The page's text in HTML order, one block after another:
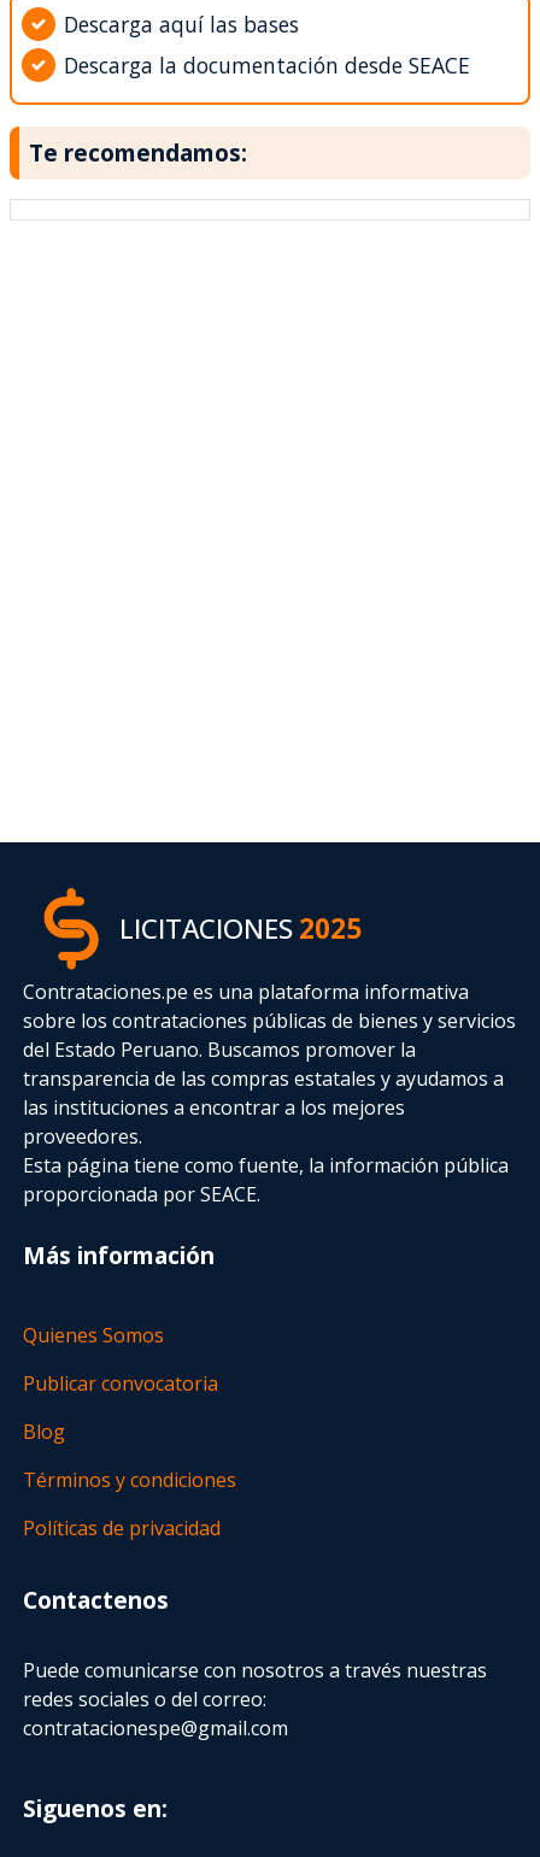
Descarga aquí las bases
Descarga la documentación desde SEACE
Te recomendamos:
LICITACIONES2025
Contrataciones.pe es una plataforma informativa
sobre los contrataciones públicas de bienes y servicios
del Estado Peruano. Buscamos promover la
transparencia de las compras estatalesy ayudamos a
las instituciones a encontrar a los mejores
proveedores.
Esta página tiene como fuente, la información pública
proporcionada por SEACE.
Más información
Quienes Somos
Publicar convocatoria
Blog
Términos y condiciones
Políticas de privacidad
Contactenos
Puede comunicarse con nosotros a través nuestras
redes sociales o del correo:
contratacionespe@gmail.com
Siguenos en: